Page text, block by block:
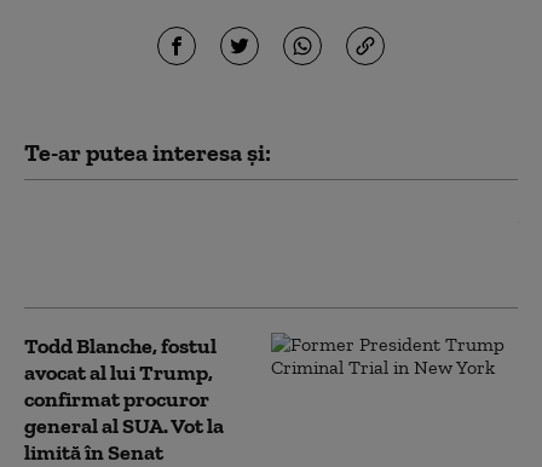
Te-ar putea interesa și:
Todd Blanche, fostul
avocat al lui Trump,
confirmat procuror
general al SUA. Vot la
limită în Senat